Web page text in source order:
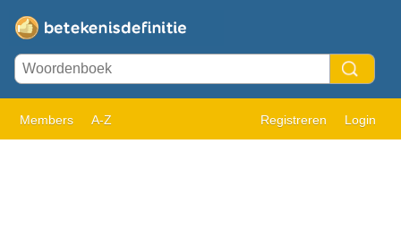
Members A-Z Registreren Login